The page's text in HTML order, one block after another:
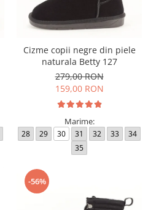
Cizme copii negre din piele
naturala Betty 127
279,00 RON
159,00 RON
Marime:
28 29 30 31 32 33
34
35
-56%